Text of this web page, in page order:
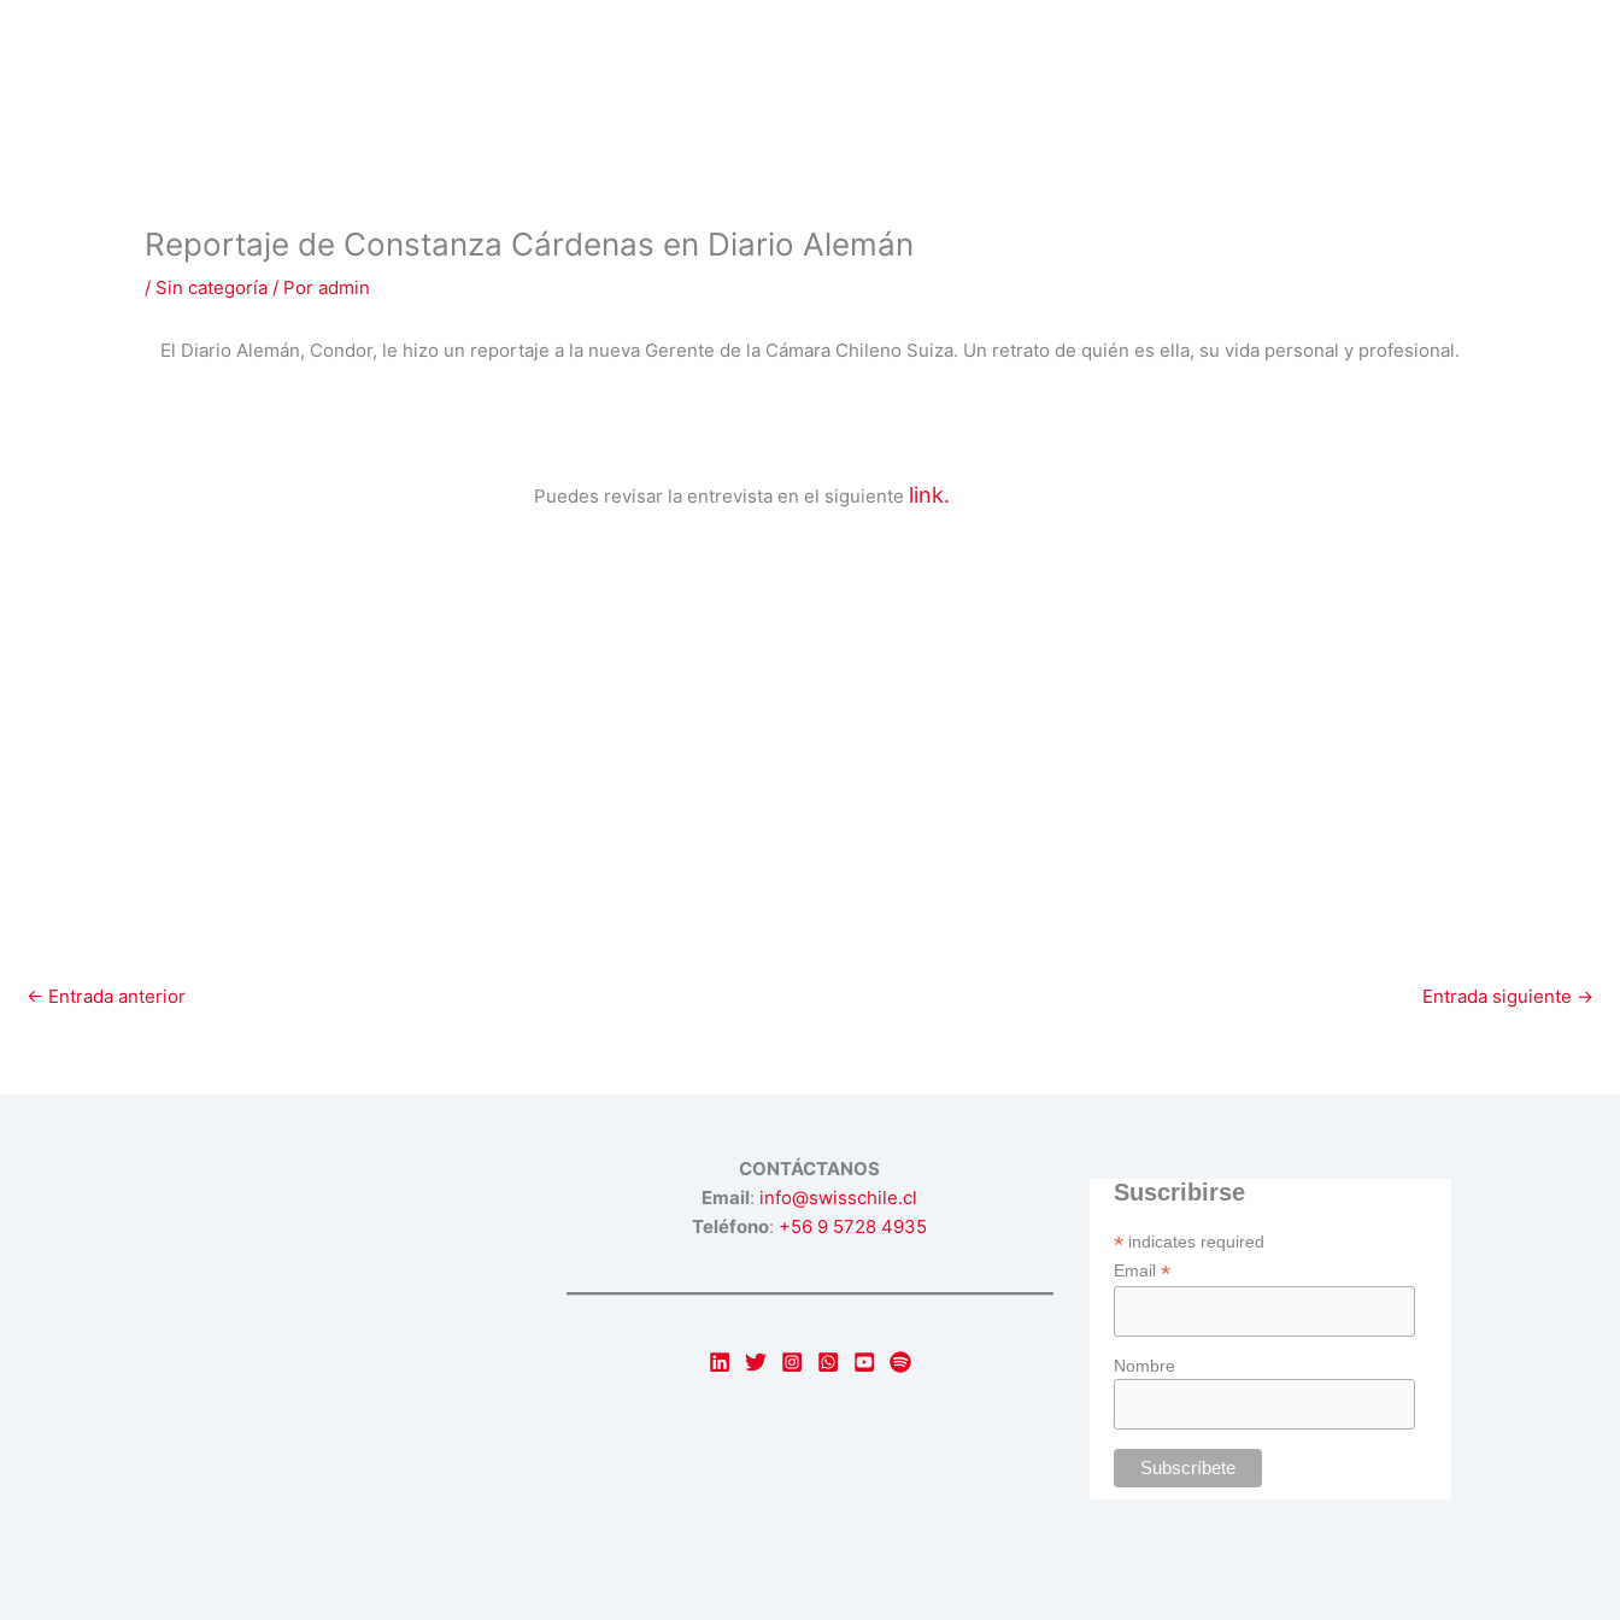
Reportaje de Constanza Cárdenas en Diario Alemán
/ Sin categoría / Poradmin
El Diario Alemán, Condor, le hizo un reportaje a la nueva Gerente de la Cámara Chileno Suiza. Un retrato de quién es ella, su vida personal y profesional.
Puedes revisar la entrevista en el siguiente link.
← Entrada anterior Entrada siguiente →
CONTÁCTANOS
Email: info@swisschile.cl
Teléfono: +56 9 5728 4935
Suscribirse
* indicates required
Email*
Nombre